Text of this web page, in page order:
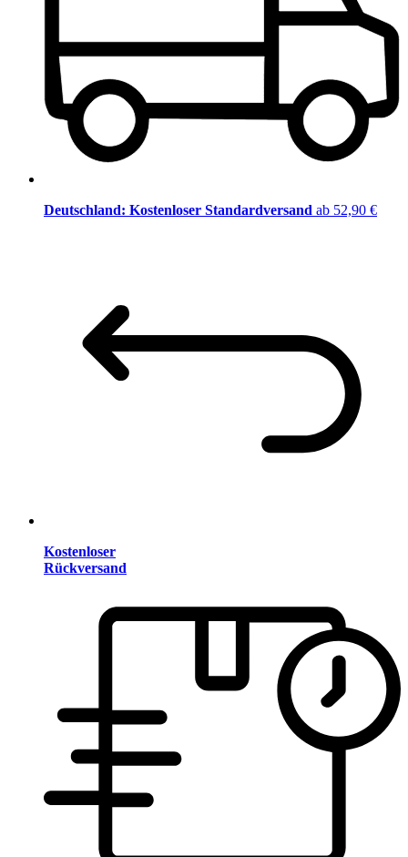
Deutschland: Kostenloser Standardversand ab 52,90 €
Kostenloser
Rückversand